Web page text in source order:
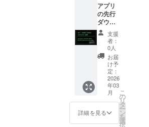
アプリ
の先行
ダウン
ロード
権：完
成した
アプリ
を、一
般公開
前に誰
よりも
早くお
届けし
ます。
感謝の
支援
者：
0人
お届
け予
定：
2026
年03
月
詳細を見る
こ
の
リ
タ
ー
ン
を
選
択